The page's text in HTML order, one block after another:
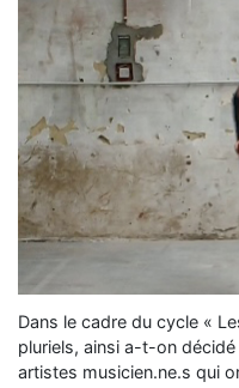
Dans le cadre du cycle «
pluriels, ainsi a-t-on
artistes musicien.ne.s qui